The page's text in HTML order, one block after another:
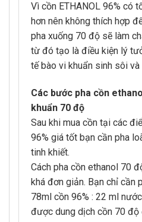
Vì cồn ETHANOL 96% có
hơn nên không thích hợp
pha xuống 70 độ sẽ làm
từ đó tạo là điều kiện lý
tế bào vi khuẩn sinh sôi
Các bước pha cồn
khuẩn 70 độ
Sau khi mua cồn tại các
96% giá tốt bạn cần pha
tinh khiết.
Cách pha cồn ethanol 70
khá đơn giản. Bạn chỉ cần
78ml cồn 96% : 22 ml
được dung dịch cồn 70